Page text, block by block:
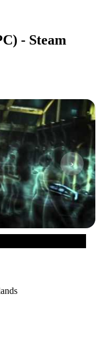
- Steam